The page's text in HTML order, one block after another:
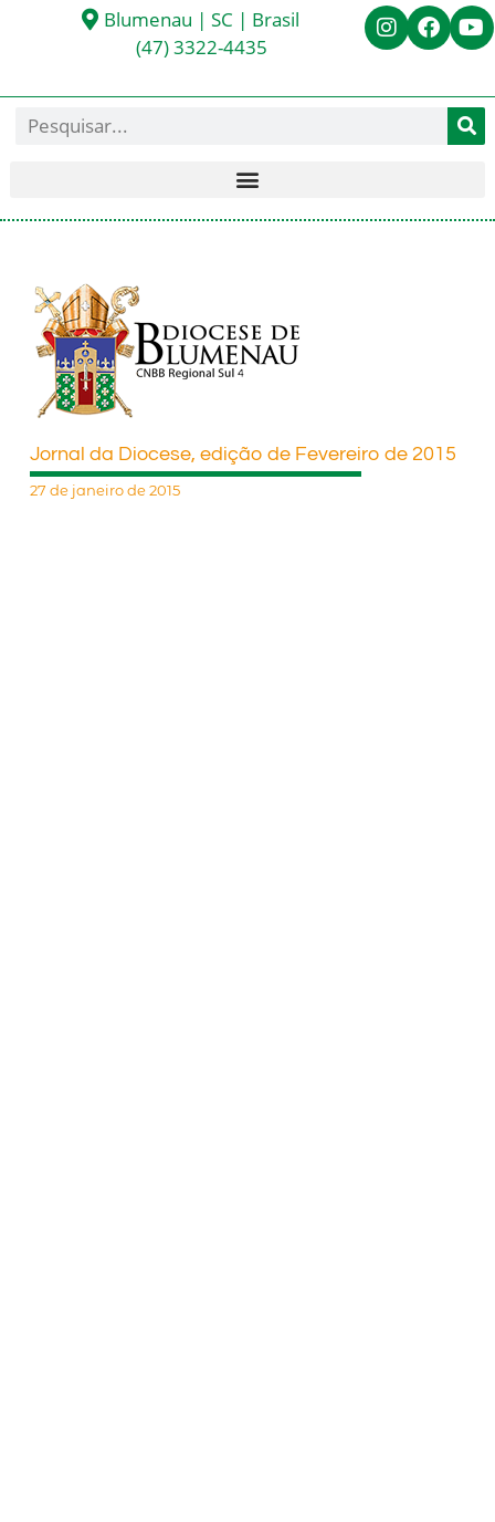
Blumenau | SC | Brasil
(47) 3322-4435
Jornal da Diocese, edição de Fevereiro de 2015
27 de janeiro de 2015